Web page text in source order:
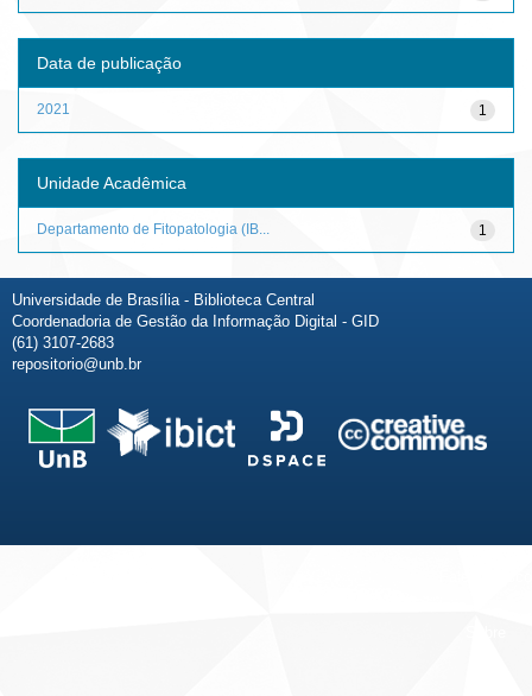
Data de publicação
1
2021
Unidade Acadêmica
1
Departamento de Fitopatologia (IB...
Universidade de Brasília - Biblioteca Central
Coordenadoria de Gestão da Informação Digital - GID
(61) 3107-2683
repositorio@unb.br